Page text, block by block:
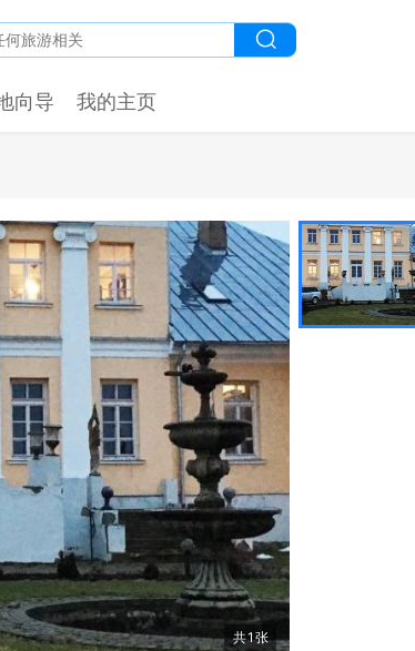
向导 我的主页
共1张